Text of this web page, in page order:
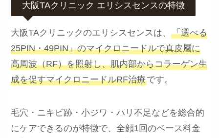
大阪TAクリニック エリシスセンスの特徴
大阪TAクリニックのエリシスセンスは、「選べる
25PIN・49PIN」のマイクロニードルで真皮層に
高周波（RF）を照射し、肌内部からコラーゲン生
成を促すマイクロニードルRF治療です。
毛穴・ニキビ跡・小ジワ・ハリ不足などを総合的
にケアできるのが特徴で、全顔1回のベース料金